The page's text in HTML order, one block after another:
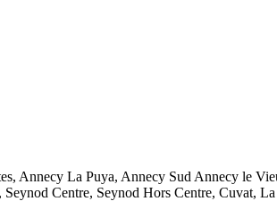
Annecy La Puya, Annecy Sud Annecy le
Centre, Seynod Hors Centre, Cuvat,